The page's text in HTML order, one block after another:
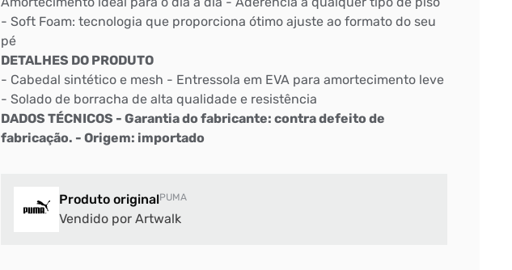
- Soft Foam: tecnologia que proporciona ótimo ajuste ao formato do seu
pé
DETALHES DO PRODUTO
- Cabedal sintético e mesh - Entressola em EVA para amortecimento leve
- Solado de borracha de alta qualidade e resistência
DADOS TÉCNICOS - Garantia do fabricante: contra defeito de
fabricação. - Origem: importado
Produto originalPUMA
Vendido por Artwalk